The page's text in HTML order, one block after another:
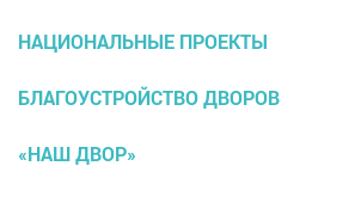
НАЦИОНАЛЬНЫЕ ПРОЕКТЫ
БЛАГОУСТРОЙСТВО ДВОРОВ
«НАШ ДВОР»